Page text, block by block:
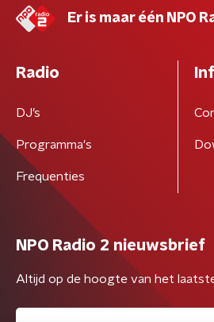
Er is maar één NPO
Radio
DJ’s
Programma's
Frequenties
NPO Radio 2 nieuwsbrief
Altijd op de hoogte van het